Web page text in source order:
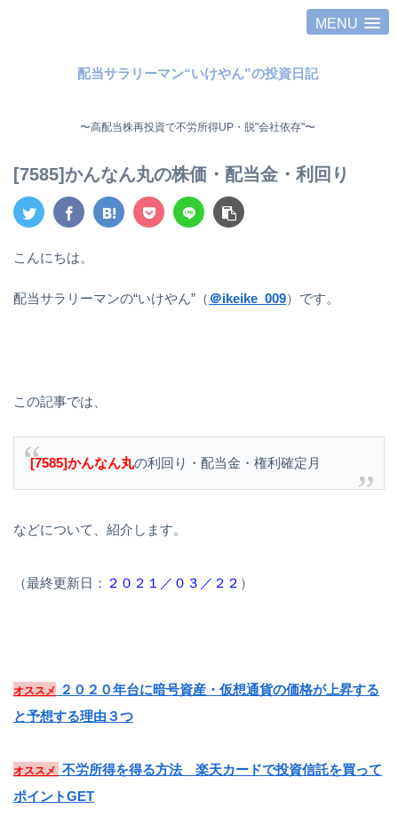
MENU
配当サラリーマン“いけやん”の投資日記 ​
〜高配当株再投資で不労所得UP・脱"会社依存"〜 ​
[7585]かんなん丸の株価・配当金・利回り
こんにちは。
配当サラリーマンの“いけやん”（ ＠ikeike_009）です。
この記事では、
[7585]かんなん丸の利回り・配当金・権利確定月
などについて、紹介します。
（最終更新日： ２０２１／０３／２２ ）
オススメ
２０２０年台に暗号資産・仮想通貨の価格が上昇する
と予想する理由３つ
オススメ
不労所得を得る方法 楽天カードで投資信託を買って
ポイントGET